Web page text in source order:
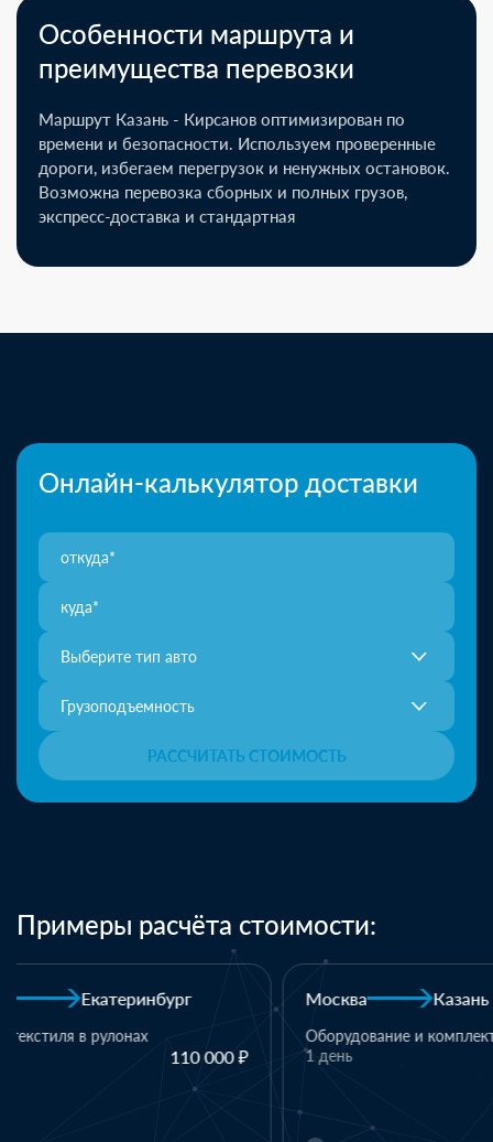
Особенности маршрута и
преимущества перевозки
Маршрут Казань - Кирсанов оптимизирован по
времени и безопасности. Используем проверенные
дороги, избегаем перегрузок и ненужных остановок.
Возможна перевозка сборных и полных грузов,
экспресс-доставка и стандартная
Онлайн-калькулятор доставки
Выберите тип авто
Грузоподъемность
РАССЧИТАТЬ СТОИМОСТЬ
Примеры расчёта стоимости:
Москва Казань
Оборудование и комплектующие
110 000 ₽
Казань